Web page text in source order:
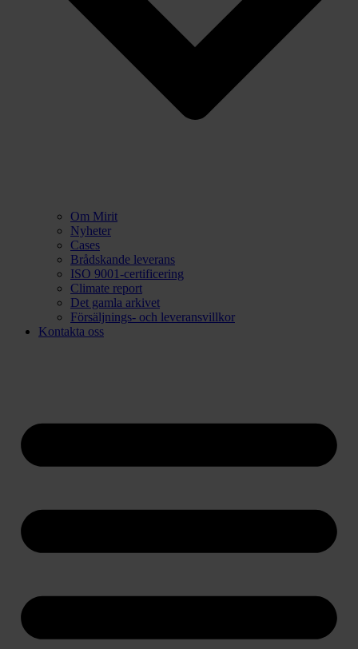
Om Mirit
Nyheter
Cases
Brådskande leverans
ISO 9001-certificering
Climate report
Det gamla arkivet
Försäljnings- och leveransvillkor
Kontakta oss